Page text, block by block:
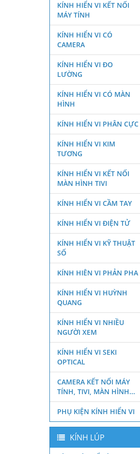
KÍNH HIỂN VI KẾT NỐI
MÁY TÍNH
KÍNH HIỂN VI CÓ
CAMERA
KÍNH HIỂN VI ĐO
LƯỜNG
KÍNH HIỂN VI CÓ MÀN
HÌNH
KÍNH HIỂN VI PHÂN CỰC
KÍNH HIỂN VI KIM
TƯƠNG
KÍNH HIỂN VI KẾT NỐI
MÀN HÌNH TIVI
KÍNH HIỂN VI CẦM TAY
KÍNH HIỂN VI ĐIỆN TỬ
KÍNH HIỂN VI KỸ THUẬT
SỐ
KÍNH HIÊN VI PHẢN PHA
KÍNH HIỂN VI HUỲNH
QUANG
KÍNH HIỂN VI NHIỀU
NGƯỜI XEM
KÍNH HIỂN VI SEKI
OPTICAL
CAMERA KẾT NỐI MÁY
TÍNH, TIVI, MÀN HÌNH...
PHỤ KIỆN KÍNH HIỂN VI
KÍNH LÚP